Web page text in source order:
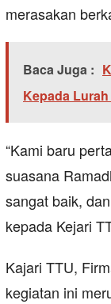
merasakan
Baca Juga :
Kepada
“Kami baru
suasana
sangat baik,
kepada Kejari
Kajari TTU,
kegiatan ini